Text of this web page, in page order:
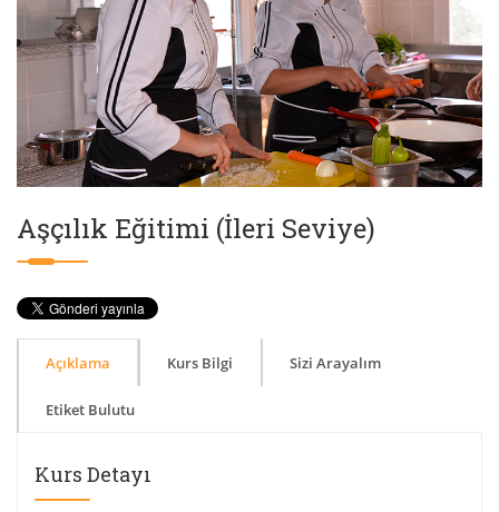
Aşçılık Eğitimi (İleri Seviye)
Açıklama Kurs Bilgi Sizi Arayalım
Etiket Bulutu
Kurs Detayı